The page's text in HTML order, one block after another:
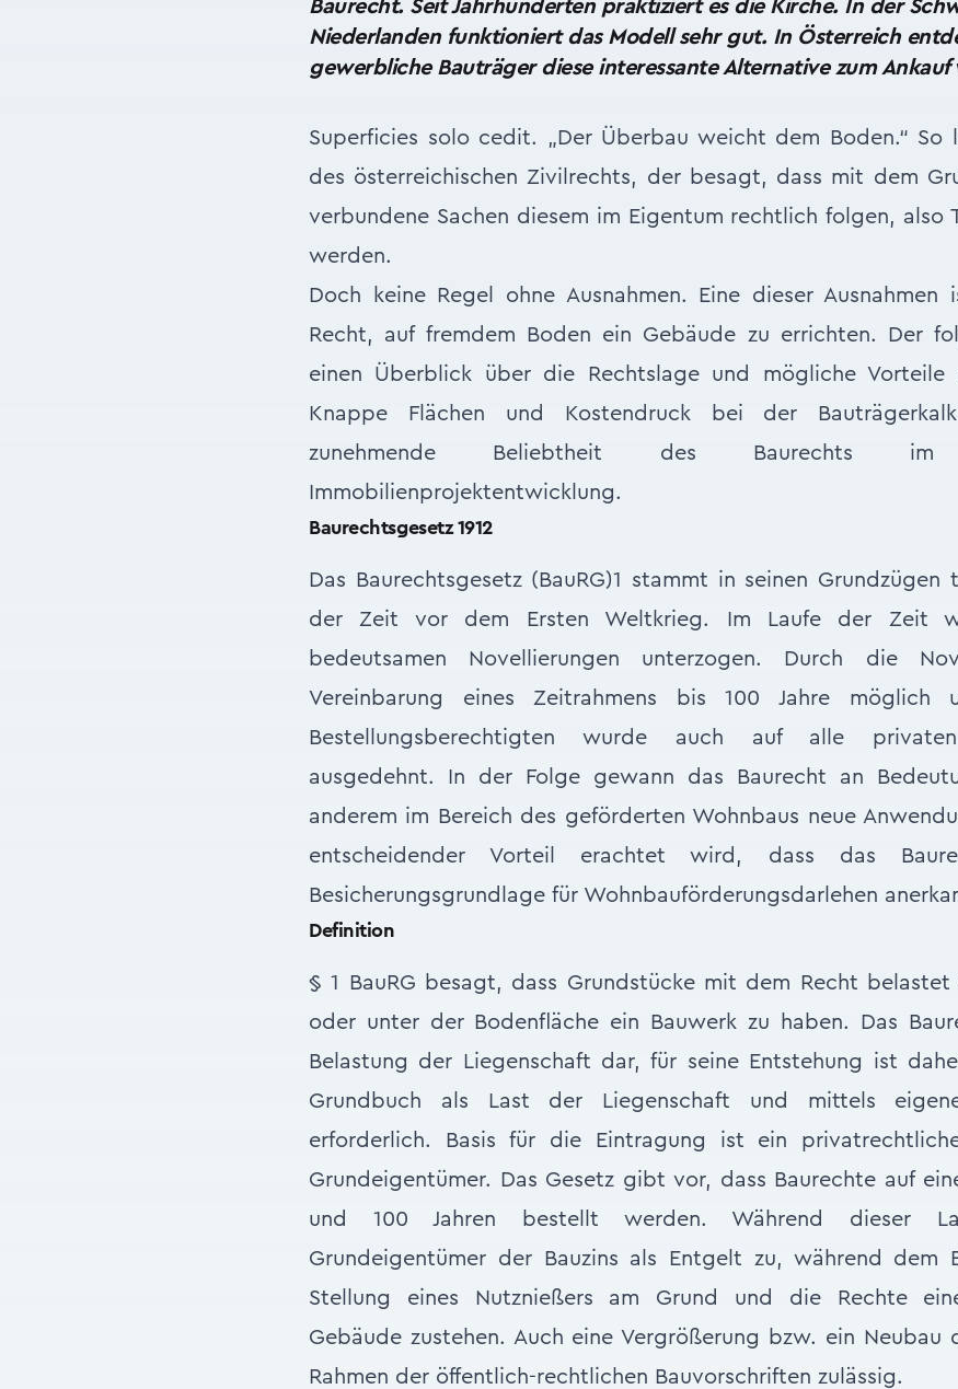
Baurecht. Seit Jahrhunderten praktiziert es die Kirche. In der
Niederlanden funktioniert das Modell sehr gut. In Österreich
gewerbliche Bauträger diese interessante Alternative zum Ankauf
Superficies solo cedit. „Der Überbau weicht dem Boden.“ So
des österreichischen Zivilrechts, der besagt, dass mit dem
verbundene Sachen diesem im Eigentum rechtlich folgen, also
werden.
Doch keine Regel ohne Ausnahmen. Eine dieser
Recht, auf fremdem Boden ein Gebäude zu errichten. Der
einen Überblick über die Rechtslage und mögliche Vorteile
Knappe Flächen und Kostendruck bei der
zunehmende Beliebtheit des Baurechts
Immobilienprojektentwicklung.
Baurechtsgesetz 1912
Das Baurechtsgesetz (BauRG)1 stammt in seinen Grundzügen
der Zeit vor dem Ersten Weltkrieg. Im Laufe der Zeit
bedeutsamen Novellierungen unterzogen. Durch die
Vereinbarung eines Zeitrahmens bis 100 Jahre
Bestellungsberechtigten wurde auch auf alle privaten
ausgedehnt. In der Folge gewann das Baurecht an
anderem im Bereich des geförderten Wohnbaus neue
entscheidender Vorteil erachtet wird, dass das
Besicherungsgrundlage für Wohnbauförderungsdarlehen
Definition
§ 1 BauRG besagt, dass Grundstücke mit dem Recht
oder unter der Bodenfläche ein Bauwerk zu haben. Das
Belastung der Liegenschaft dar, für seine Entstehung ist
Grundbuch als Last der Liegenschaft und mittels
erforderlich. Basis für die Eintragung ist ein
Grundeigentümer. Das Gesetz gibt vor, dass Baurechte auf
und 100 Jahren bestellt werden. Während dieser
Grundeigentümer der Bauzins als Entgelt zu, während dem
Stellung eines Nutznießers am Grund und die Rechte
Gebäude zustehen. Auch eine Vergrößerung bzw. ein Neubau
Rahmen der öffentlich-rechtlichen Bauvorschriften zulässig.